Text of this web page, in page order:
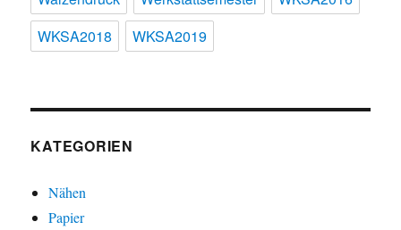
WKSA2018
WKSA2019
KATEGORIEN
Nähen
Papier